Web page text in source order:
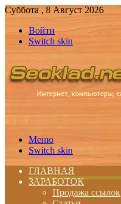
Суббота , 8 Август 2026
Войти
Switch skin
Меню
Switch skin
ГЛАВНАЯ
ЗАРАБОТОК
Продажа ссылок